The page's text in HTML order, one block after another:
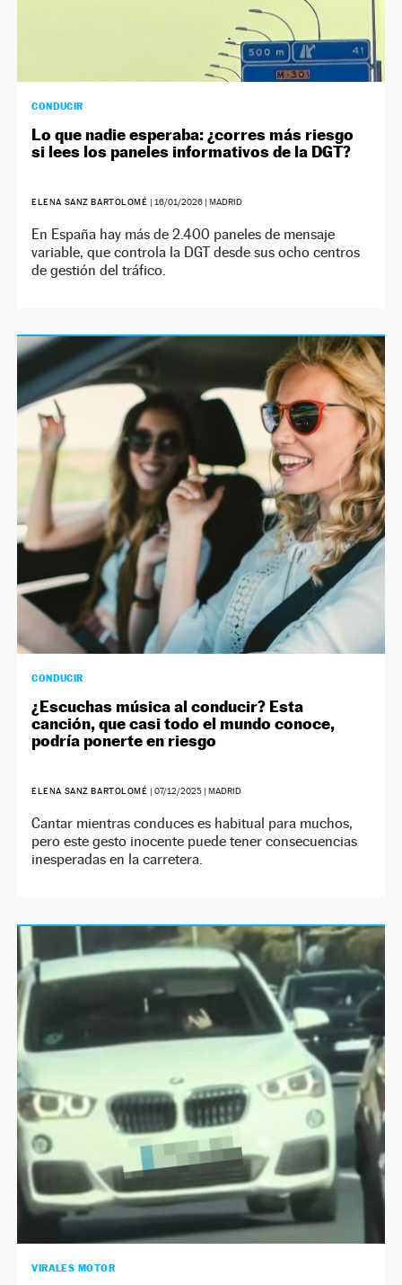
CONDUCIR
Lo que nadie esperaba: ¿corres más riesgo
si lees los paneles informativos de la DGT?
ELENA SANZ BARTOLOMÉ | 16/01/2026| MADRID
En España hay más de 2.400 paneles de mensaje
variable, que controla la DGT desde sus ocho centros
de gestión del tráfico.
CONDUCIR
¿Escuchas música al conducir? Esta
canción, que casi todo el mundo conoce,
podría ponerte en riesgo
ELENA SANZ BARTOLOMÉ | 07/12/2025| MADRID
Cantar mientras conduces es habitual para muchos,
pero este gesto inocente puede tener consecuencias
inesperadas en la carretera.
VIRALES MOTOR